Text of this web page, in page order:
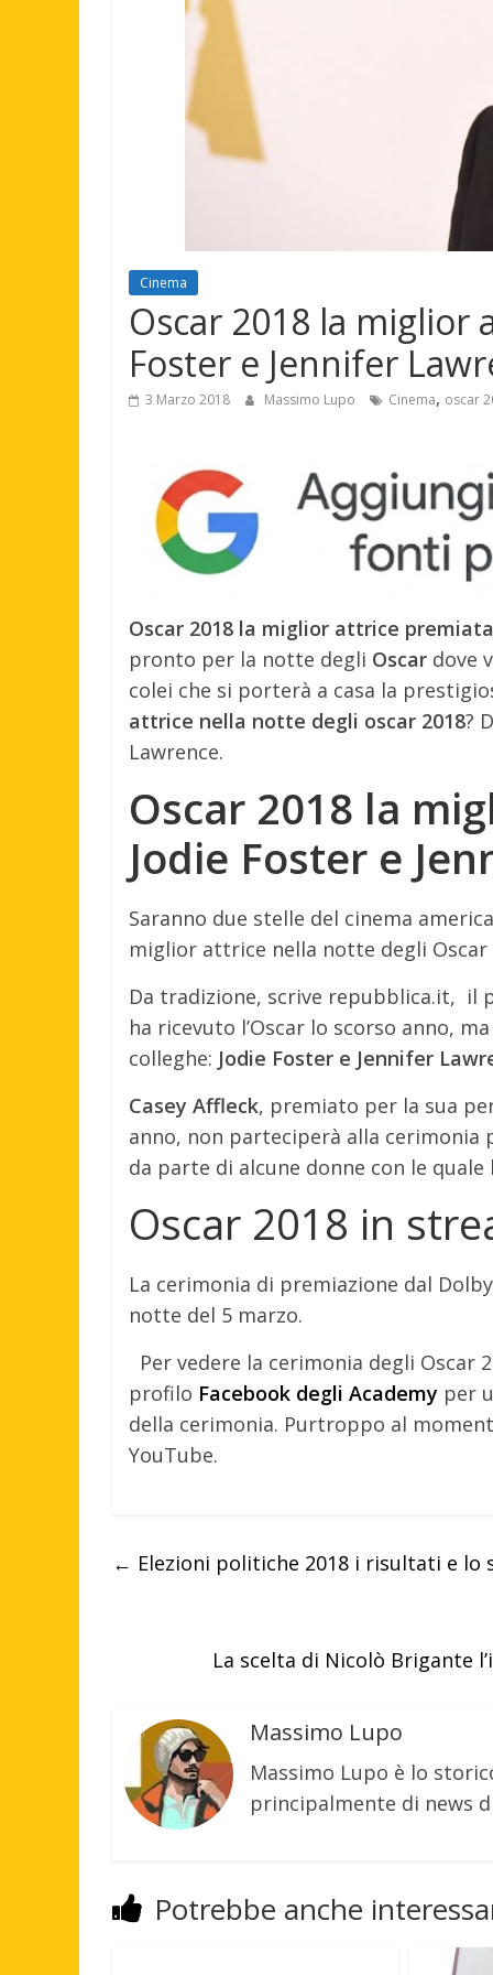
Cinema
Oscar 2018 la miglior
Foster e Jennifer
3 Marzo 2018 Massimo Lupo Cinema, oscar
Oscar 2018 la miglior attrice
pronto per la notte degli Oscar dove
colei che si porterà a casa la
attrice nella notte degli oscar 2018?
Lawrence.
Oscar 2018 la
Jodie Foster e
Saranno due stelle del cinema
miglior attrice nella notte degli Oscar
Da tradizione, scrive repubblica.it, il
ha ricevuto l’Oscar lo scorso anno,
colleghe: Jodie Foster e Jennifer
Casey Affleck, premiato per la sua
anno, non parteciperà alla
da parte di alcune donne con le
Oscar 2018 in
La cerimonia di premiazione dal
notte del 5 marzo.
Per vedere la cerimonia degli
profilo Facebook degli Academy per
della cerimonia. Purtroppo al
YouTube.
← Elezioni politiche 2018 i risultati e lo
La scelta di Nicolò Brigante
Massimo Lupo
Massimo Lupo è lo
principalmente di news
Potrebbe anche